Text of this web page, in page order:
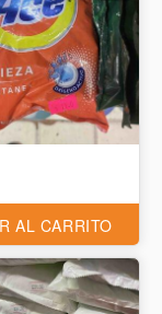
AL CARRITO